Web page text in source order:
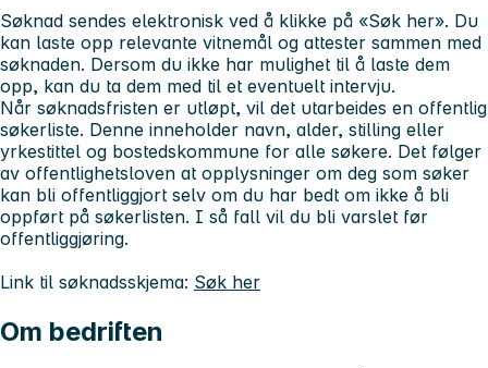
Søknad sendes elektronisk ved å klikke på «Søk her». Du
kan laste opp relevante vitnemål og attester sammen med
søknaden. Dersom du ikke har mulighet til å laste dem
opp, kan du ta dem med til et eventuelt intervju.
Når søknadsfristen er utløpt, vil det utarbeides en offentlig
søkerliste. Denne inneholder navn, alder, stilling eller
yrkestittel og bostedskommune for alle søkere. Det følger
av offentlighetsloven at opplysninger om deg som søker
kan bli offentliggjort selv om du har bedt om ikke å bli
oppført på søkerlisten. I så fall vil du bli varslet før
offentliggjøring.
Link til søknadsskjema: Søk her
Om bedriften